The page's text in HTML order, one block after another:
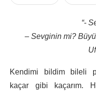
“-
– Sevginin mi?
Kendimi bildim bileli
kaçar gibi kaçarım.